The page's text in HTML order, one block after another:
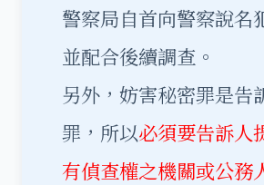
警察局自首向警察說名
並配合後續調查。
另外，妨害秘密罪是告
罪，所以必須要告訴人
有偵查權之機關或公務